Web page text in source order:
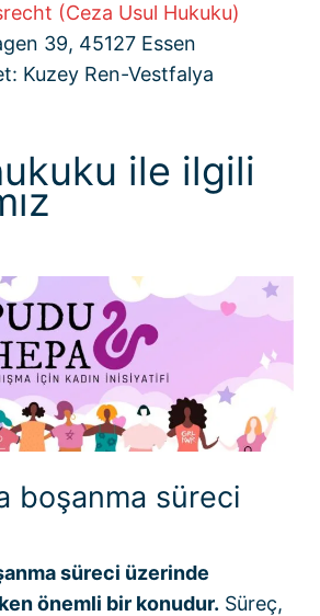
(Ceza Usul Hukuku)
39, 45127 Essen
Kuzey Ren-Vestfalya
ile ilgili
boşanma süreci
süreci üzerinde
önemli bir konudur. Süreç,